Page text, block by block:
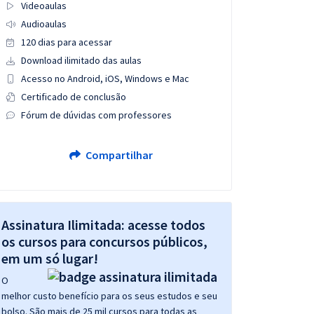
Videoaulas
Audioaulas
120 dias para acessar
Download ilimitado das aulas
Acesso no Android, iOS, Windows e Mac
Certificado de conclusão
Fórum de dúvidas com professores
Compartilhar
Assinatura Ilimitada: acesse todos
os cursos para concursos públicos,
em um só lugar!
O
melhor custo benefício para os seus estudos e seu
bolso. São mais de 25 mil cursos para todas as